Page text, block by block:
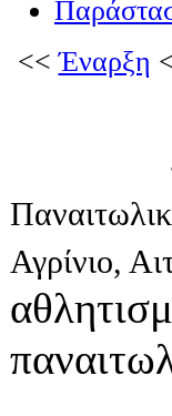
<<Έναρξη
Αγρίνιο,